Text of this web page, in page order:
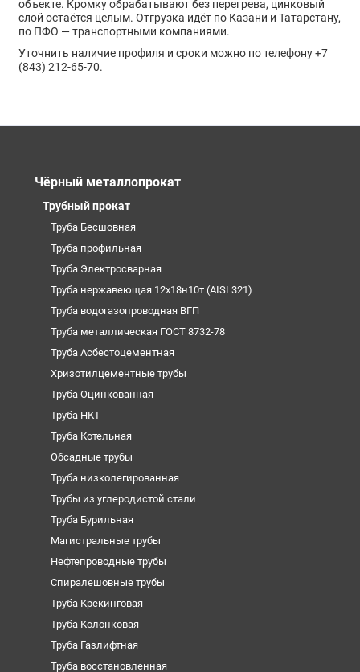
объекте. Кромку обрабатывают без перегрева, цинковый
слой остаётся целым. Отгрузка идёт по Казани и Татарстану,
по ПФО — транспортными компаниями.
Уточнить наличие профиля и сроки можно по телефону +7
(843) 212-65-70.
Чёрный металлопрокат
Трубный прокат
Труба Бесшовная
Труба профильная
Труба Электросварная
Труба нержавеющая 12х18н10т (AISI 321)
Труба водогазопроводная ВГП
Труба металлическая ГОСТ 8732-78
Труба Асбестоцементная
Хризотилцементные трубы
Труба Оцинкованная
Труба НКТ
Труба Котельная
Обсадные трубы
Труба низколегированная
Трубы из углеродистой стали
Труба Бурильная
Магистральные трубы
Нефтепроводные трубы
Спиралешовные трубы
Труба Крекинговая
Труба Колонковая
Труба Газлифтная
Труба восстановленная